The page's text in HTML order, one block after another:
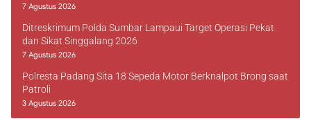
7 Agustus 2026
Ditreskrimum Polda Sumbar Lampaui Target Operasi Pekat
dan Sikat Singgalang 2026
7 Agustus 2026
Polresta Padang Sita 18 Sepeda Motor Berknalpot Brong saat
Patroli
3 Agustus 2026